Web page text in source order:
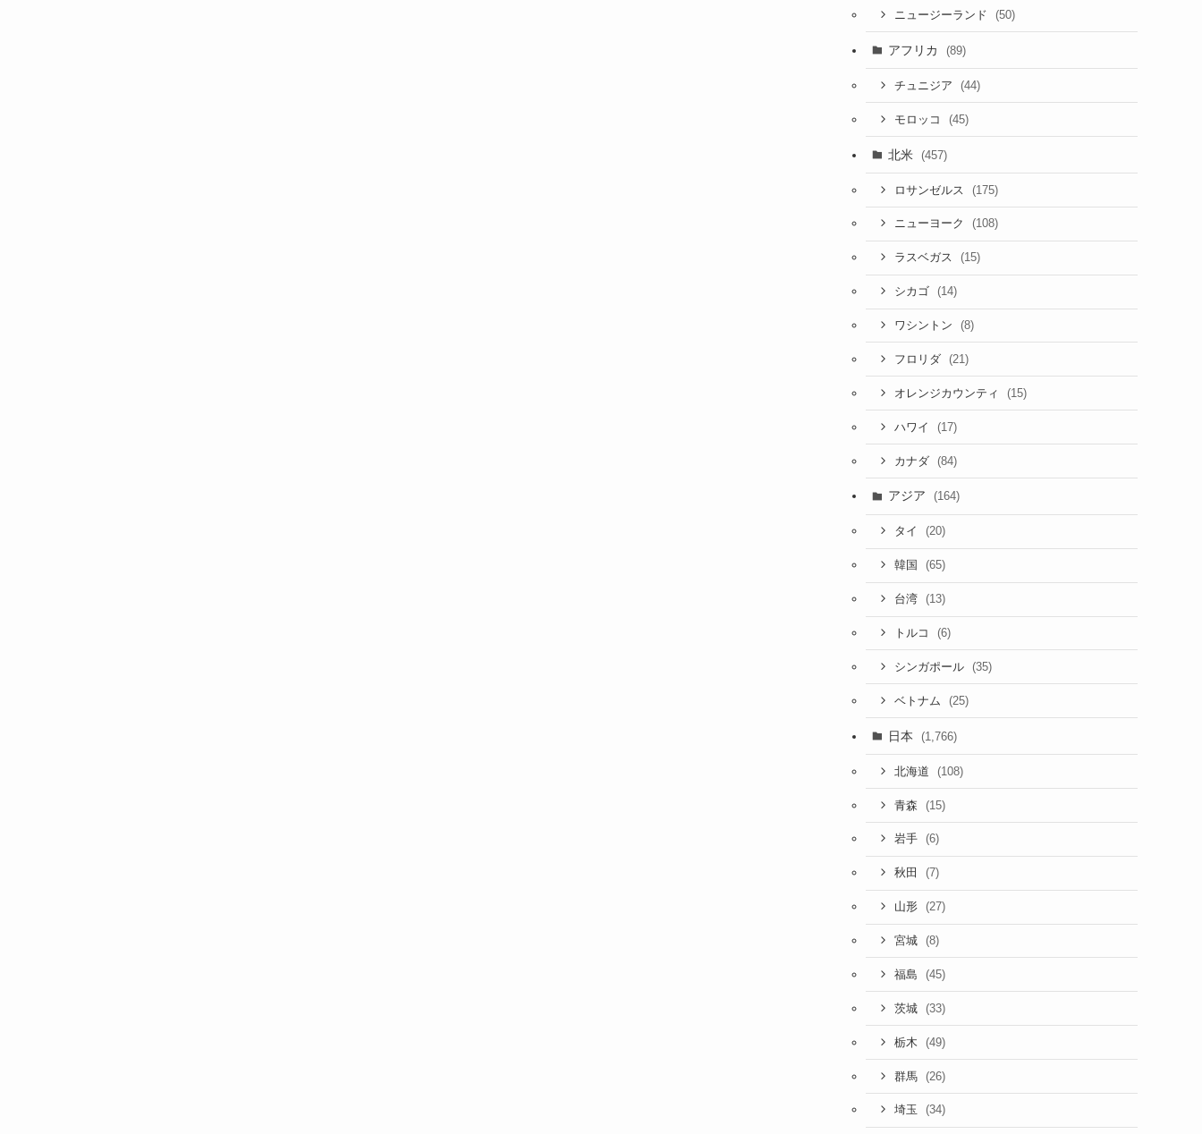
ニュージーランド (50)
アフリカ (89)
チュニジア (44)
モロッコ (45)
北米 (457)
ロサンゼルス (175)
ニューヨーク (108)
ラスベガス (15)
シカゴ (14)
ワシントン (8)
フロリダ (21)
オレンジカウンティ (15)
ハワイ (17)
カナダ (84)
アジア (164)
タイ (20)
韓国 (65)
台湾 (13)
トルコ (6)
シンガポール (35)
ベトナム (25)
日本 (1,766)
北海道 (108)
青森 (15)
岩手 (6)
秋田 (7)
山形 (27)
宮城 (8)
福島 (45)
茨城 (33)
栃木 (49)
群馬 (26)
埼玉 (34)